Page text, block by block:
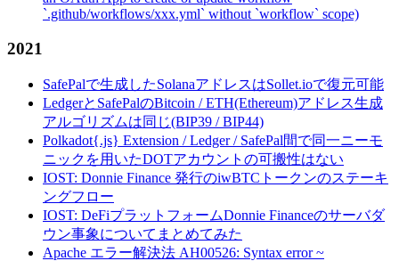
`.github/workflows/xxx.yml` without `workflow` scope)
2021
SafePalで生成したSolanaアドレスはSollet.ioで復元可能
LedgerとSafePalのBitcoin / ETH(Ethereum)アドレス生成
アルゴリズムは同じ(BIP39 / BIP44)
Polkadot{.js} Extension / Ledger / SafePal間で同一ニーモ
ニックを用いたDOTアカウントの可搬性はない
IOST: Donnie Finance 発行のiwBTCトークンのステーキ
ングフロー
IOST: DeFiプラットフォームDonnie Financeのサーバダ
ウン事象についてまとめてみた
Apache エラー解決法 AH00526: Syntax error ~